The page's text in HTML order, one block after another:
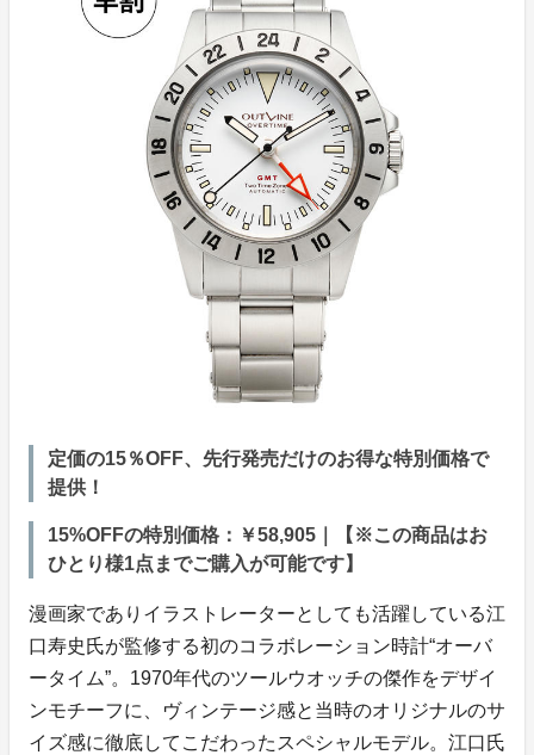
定価の15％OFF、先行発売だけのお得な特別価格で
提供！
15%OFFの特別価格：￥58,905｜【※この商品はお
ひとり様1点までご購入が可能です】
漫画家でありイラストレーターとしても活躍している江
口寿史氏が監修する初のコラボレーション時計“オーバ
ータイム”。1970年代のツールウオッチの傑作をデザイ
ンモチーフに、ヴィンテージ感と当時のオリジナルのサ
イズ感に徹底してこだわったスペシャルモデル。江口氏